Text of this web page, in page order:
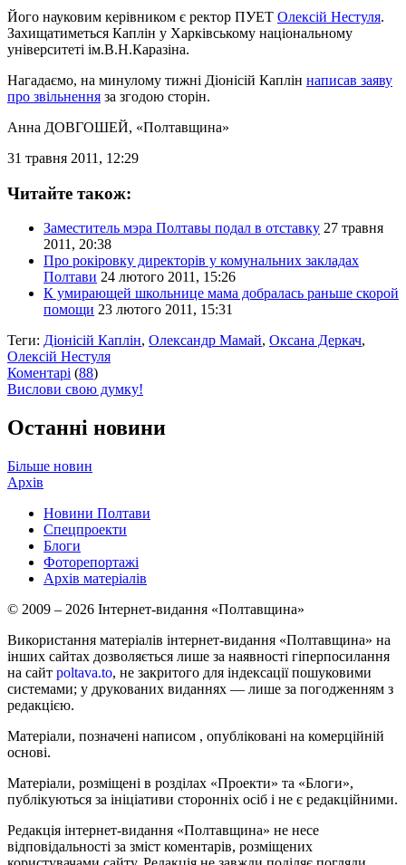
Його науковим керівником є ректор ПУЕТ Олексій Нестуля.
Захищатиметься Каплін у Харківському національному
університеті ім.В.Н.Каразіна.
Нагадаємо, на минулому тижні Діонісій Каплін написав заяву
про звільнення за згодою сторін.
Анна ДОВГОШЕЙ, «Полтавщина»
31 травня 2011, 12:29
Читайте також:
Заместитель мэра Полтавы подал в отставку 27 травня
2011, 20:38
Про рокіровку директорів у комунальних закладах
Полтави 24 лютого 2011, 15:26
К умирающей школьнице мама добралась раньше скорой
помощи 23 лютого 2011, 15:31
Теги: Діонісій Каплін, Олександр Мамай, Оксана Деркач,
Олексій Нестуля
Коментарі (88)
Вислови свою думку!
Останні новини
Більше новин
Архів
Новини Полтави
Спецпроекти
Блоги
Фоторепортажі
Архів матеріалів
© 2009 – 2026 Інтернет-видання «Полтавщина»
Використання матеріалів інтернет-видання «Полтавщина» на
інших сайтах дозволяється лише за наявності гіперпосилання
на сайт poltava.to, не закритого для індексації пошуковими
системами; у друкованих виданнях — лише за погодженням з
редакцією.
Матеріали, позначені написом , опубліковані на комерційній
основі.
Матеріали, розміщені в розділах «Проекти» та «Блоги»,
публікуються за ініціативи сторонніх осіб і не є редакційними.
Редакція інтернет-видання «Полтавщина» не несе
відповідальності за зміст коментарів, розміщених